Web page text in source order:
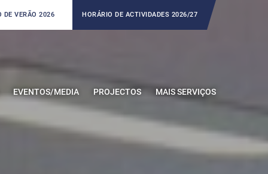
DE VERÃO 2026 HORÁRIO DE ACTIVIDADES 2026/27
EVENTOS/MEDIA PROJECTOS MAIS SERVIÇOS